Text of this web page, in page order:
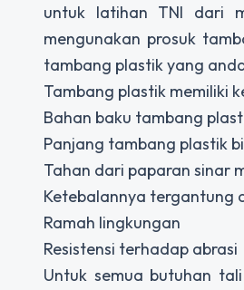
untuk latihan TNI dari
mengunakan prosuk
tambang plastik yang
Tambang plastik memiliki
Bahan baku tambang
Panjang tambang plastik
Tahan dari paparan sinar
Ketebalannya tergantung
Ramah lingkungan
Resistensi terhadap abrasi
Untuk semua butuhan